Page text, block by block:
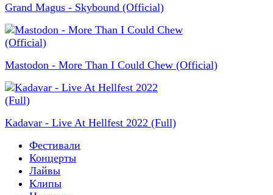
Grand Magus - Skybound (Official)
Mastodon - More Than I Could Chew (Official)
Kadavar - Live At Hellfest 2022 (Full)
Фестивали
Концерты
Лайвы
Клипы